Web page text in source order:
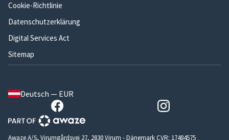
Cookie-Richtlinie
Datenschutzerklärung
Digital Services Act
Sitemap
Deutsch — EUR
Awaze A/S, Virumgårdsvej 27, 2830 Virum - Dänemark CVR: 17484575